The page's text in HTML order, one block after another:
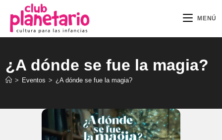
contenido
MENÚ
¿A dónde se fue la magia?
> Eventos > ¿A dónde se fue la magia?